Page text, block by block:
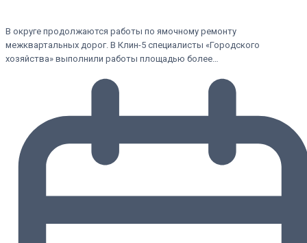
В округе продолжаются работы по ямочному ремонту
межквартальных дорог. В Клин-5 специалисты «Городского
хозяйства» выполнили работы площадью более…